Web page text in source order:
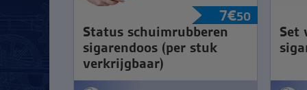
7€50
Status schuimrubberen
sigarendoos (per stuk
verkrijgbaar)
Set